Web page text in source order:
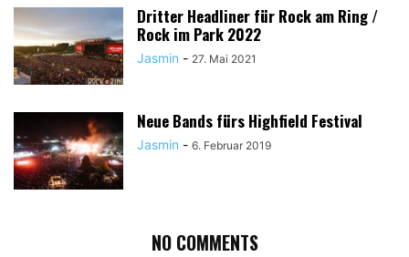
Dritter Headliner für Rock am Ring /
Rock im Park 2022
Jasmin - 27. Mai 2021
Neue Bands fürs Highfield Festival
Jasmin - 6. Februar 2019
NO COMMENTS